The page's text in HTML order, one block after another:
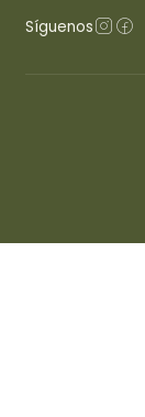
Síguenos